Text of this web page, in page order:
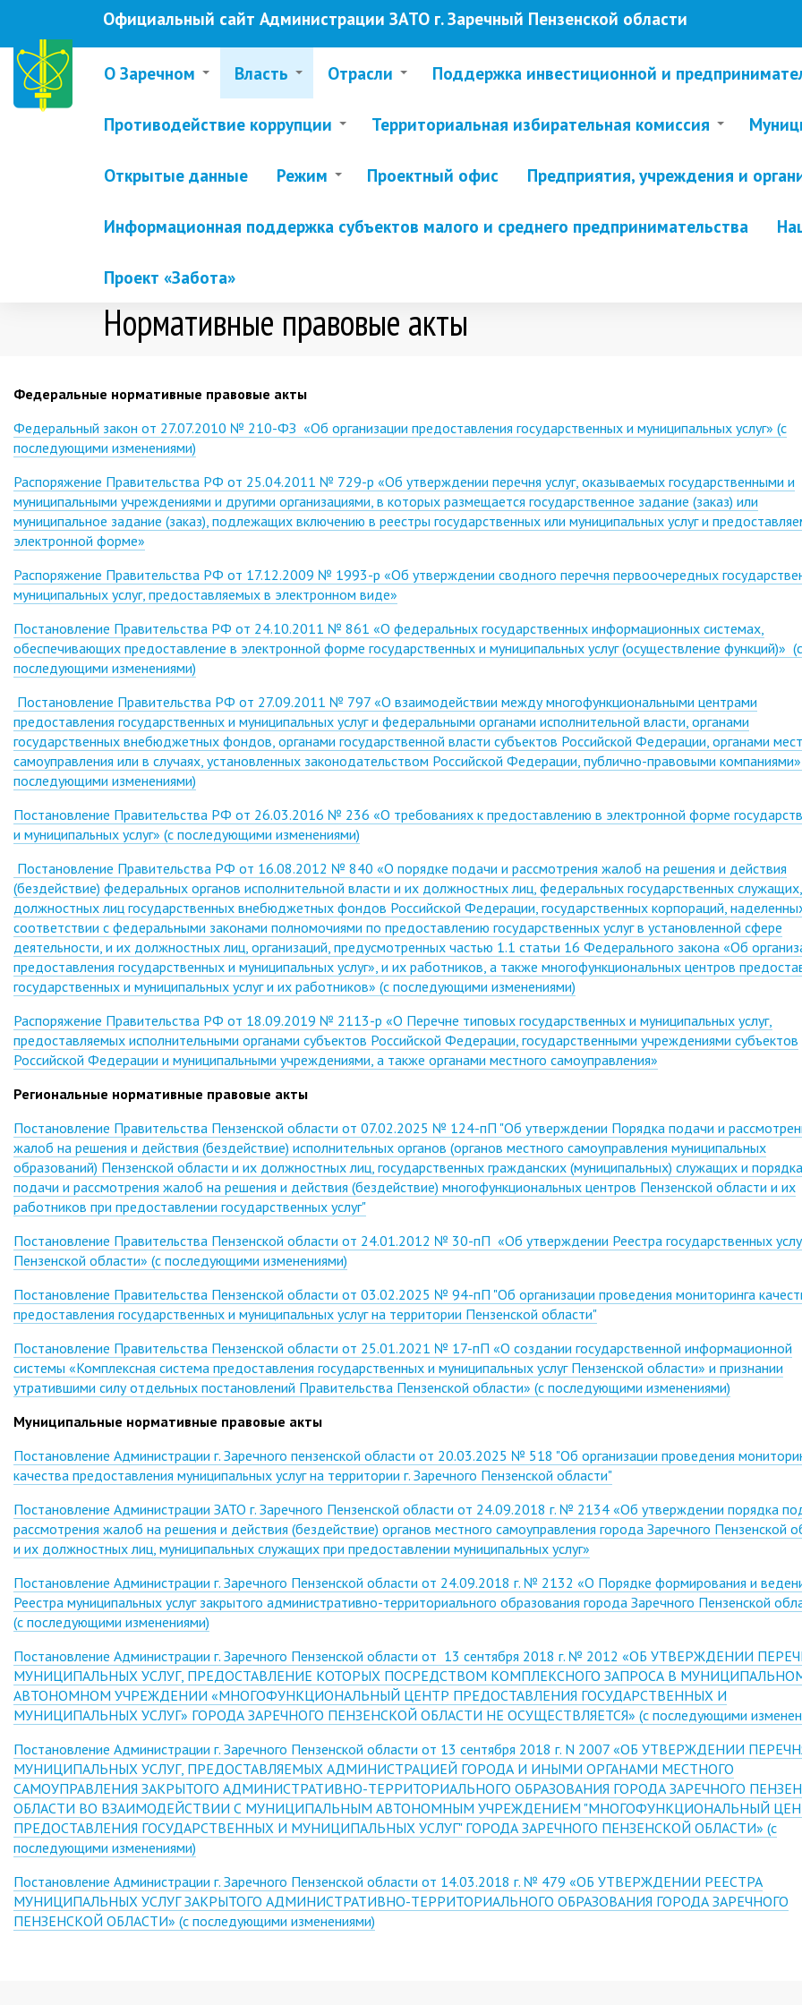
основному
содержанию
Официальный сайт Администрации ЗАТО г. Заречный Пензенской области
О Заречном Власть Отрасли Поддержка инвестиционной и
Противодействие коррупции Территориальная избирательная комиссия
Открытые данные Режим Проектный офис Предприятия, учреждения и
Информационная поддержка субъектов малого и среднего предпринимательства
Проект «Забота»
Нормативные правовые акты
Федеральные нормативные правовые акты
Федеральный закон от 27.07.2010 № 210-ФЗ «Об организации предоставления государственных и муниципальных услуг» (с
последующими изменениями)
Распоряжение Правительства РФ от 25.04.2011 № 729-р «Об утверждении перечня услуг, оказываемых государственными и
муниципальными учреждениями и другими организациями, в которых размещается государственное задание (заказ) или
муниципальное задание (заказ), подлежащих включению в реестры государственных или муниципальных услуг и
электронной форме»
Распоряжение Правительства РФ от 17.12.2009 № 1993-р «Об утверждении сводного перечня первоочередных
муниципальных услуг, предоставляемых в электронном виде»
Постановление Правительства РФ от 24.10.2011 № 861 «О федеральных государственных информационных системах,
обеспечивающих предоставление в электронной форме государственных и муниципальных услуг (осуществление функций)» (с
последующими изменениями)
Постановление Правительства РФ от 27.09.2011 № 797 «О взаимодействии между многофункциональными центрами
предоставления государственных и муниципальных услуг и федеральными органами исполнительной власти, органами
государственных внебюджетных фондов, органами государственной власти субъектов Российской Федерации, органами
самоуправления или в случаях, установленных законодательством Российской Федерации, публично-правовыми
последующими изменениями)
Постановление Правительства РФ от 26.03.2016 № 236 «О требованиях к предоставлению в электронной форме
и муниципальных услуг» (с последующими изменениями)
Постановление Правительства РФ от 16.08.2012 № 840 «О порядке подачи и рассмотрения жалоб на решения и действия
(бездействие) федеральных органов исполнительной власти и их должностных лиц, федеральных государственных служащих,
должностных лиц государственных внебюджетных фондов Российской Федерации, государственных корпораций,
соответствии с федеральными законами полномочиями по предоставлению государственных услуг в установленной сфере
деятельности, и их должностных лиц, организаций, предусмотренных частью 1.1 статьи 16 Федерального закона «Об
предоставления государственных и муниципальных услуг», и их работников, а также многофункциональных центров
государственных и муниципальных услуг и их работников» (с последующими изменениями)
Распоряжение Правительства РФ от 18.09.2019 № 2113-р «О Перечне типовых государственных и муниципальных услуг,
предоставляемых исполнительными органами субъектов Российской Федерации, государственными учреждениями субъектов
Российской Федерации и муниципальными учреждениями, а также органами местного самоуправления»
Региональные нормативные правовые акты
Постановление Правительства Пензенской области от 07.02.2025 № 124-пП "Об утверждении Порядка подачи и
жалоб на решения и действия (бездействие) исполнительных органов (органов местного самоуправления муниципальных
образований) Пензенской области и их должностных лиц, государственных гражданских (муниципальных) служащих и порядка
подачи и рассмотрения жалоб на решения и действия (бездействие) многофункциональных центров Пензенской области и их
работников при предоставлении государственных услуг"
Постановление Правительства Пензенской области от 24.01.2012 № 30-пП «Об утверждении Реестра государственных
Пензенской области» (с последующими изменениями)
Постановление Правительства Пензенской области от 03.02.2025 № 94-пП "Об организации проведения мониторинга
предоставления государственных и муниципальных услуг на территории Пензенской области"
Постановление Правительства Пензенской области от 25.01.2021 № 17-пП «О создании государственной информационной
системы «Комплексная система предоставления государственных и муниципальных услуг Пензенской области» и признании
утратившими силу отдельных постановлений Правительства Пензенской области» (с последующими изменениями)
Муниципальные нормативные правовые акты
Постановление Администрации г. Заречного пензенской области от 20.03.2025 № 518 "Об организации проведения
качества предоставления муниципальных услуг на территории г. Заречного Пензенской области"
Постановление Администрации ЗАТО г. Заречного Пензенской области от 24.09.2018 г. № 2134 «Об утверждении порядка
рассмотрения жалоб на решения и действия (бездействие) органов местного самоуправления города Заречного Пензенской
и их должностных лиц, муниципальных служащих при предоставлении муниципальных услуг»
Постановление Администрации г. Заречного Пензенской области от 24.09.2018 г. № 2132 «О Порядке формирования и
Реестра муниципальных услуг закрытого административно-территориального образования города Заречного Пензенской
(с последующими изменениями)
Постановление Администрации г. Заречного Пензенской области от 13 сентября 2018 г. № 2012 «ОБ УТВЕРЖДЕНИИ
МУНИЦИПАЛЬНЫХ УСЛУГ, ПРЕДОСТАВЛЕНИЕ КОТОРЫХ ПОСРЕДСТВОМ КОМПЛЕКСНОГО ЗАПРОСА В
АВТОНОМНОМ УЧРЕЖДЕНИИ «МНОГОФУНКЦИОНАЛЬНЫЙ ЦЕНТР ПРЕДОСТАВЛЕНИЯ ГОСУДАРСТВЕННЫХ И
МУНИЦИПАЛЬНЫХ УСЛУГ» ГОРОДА ЗАРЕЧНОГО ПЕНЗЕНСКОЙ ОБЛАСТИ НЕ ОСУЩЕСТВЛЯЕТСЯ» (с последующими
Постановление Администрации г. Заречного Пензенской области от 13 сентября 2018 г. N 2007 «ОБ УТВЕРЖДЕНИИ
МУНИЦИПАЛЬНЫХ УСЛУГ, ПРЕДОСТАВЛЯЕМЫХ АДМИНИСТРАЦИЕЙ ГОРОДА И ИНЫМИ ОРГАНАМИ МЕСТНОГО
САМОУПРАВЛЕНИЯ ЗАКРЫТОГО АДМИНИСТРАТИВНО-ТЕРРИТОРИАЛЬНОГО ОБРАЗОВАНИЯ ГОРОДА ЗАРЕЧНОГО
ОБЛАСТИ ВО ВЗАИМОДЕЙСТВИИ С МУНИЦИПАЛЬНЫМ АВТОНОМНЫМ УЧРЕЖДЕНИЕМ "МНОГОФУНКЦИОНАЛЬНЫЙ
ПРЕДОСТАВЛЕНИЯ ГОСУДАРСТВЕННЫХ И МУНИЦИПАЛЬНЫХ УСЛУГ" ГОРОДА ЗАРЕЧНОГО ПЕНЗЕНСКОЙ ОБЛАСТИ» (с
последующими изменениями)
Постановление Администрации г. Заречного Пензенской области от 14.03.2018 г. № 479 «ОБ УТВЕРЖДЕНИИ РЕЕСТРА
МУНИЦИПАЛЬНЫХ УСЛУГ ЗАКРЫТОГО АДМИНИСТРАТИВНО-ТЕРРИТОРИАЛЬНОГО ОБРАЗОВАНИЯ ГОРОДА ЗАРЕЧНОГО
ПЕНЗЕНСКОЙ ОБЛАСТИ» (с последующими изменениями)